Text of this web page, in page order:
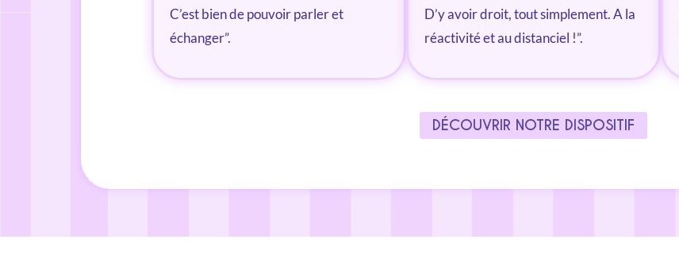
C’est bien de pouvoir parler et
échanger”.
D’y avoir droit, tout simplement. A la
réactivité et au distanciel !”.
DÉCOUVRIR NOTRE DISPOSITIF